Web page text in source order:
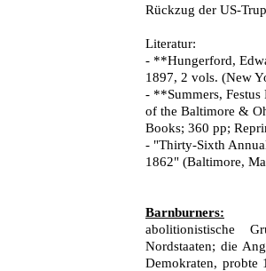
Rückzug der US-
Literatur:
- **Hungerford,
1897, 2 vols. (New
- **Summers,
of the Baltimore &
Books; 360 pp;
- "Thirty-Sixth
1862" (Baltimore,
Barnburners:
abolitionistische
Nordstaaten; die
Demokraten, probte